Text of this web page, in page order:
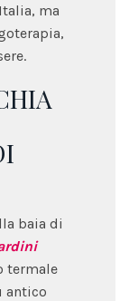
ma
baia di
termale
antico